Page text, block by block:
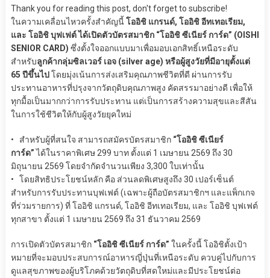
Thank you for reading this post, don't forget to subscribe!
ในความเคลื่อนไหวครั้งสำคัญนี้โออิชิ แกรนด์, โออิชิ อีทเทอเรียม,
และ โออิชิ บุฟเฟต์ ได้เปิดตัวบัตรสมาชิก “โออิชิ ซีเนียร์ การ์ด” (OISHI
SENIOR CARD) ซึ่งตั้งใจออกแบบมาเพื่อมอบเอกสิทธิ์เหนือระดับ
สำหรับลูกค้ากลุ่มซิลเวอร์ เอจ (silver age) หรือผู้สูงวัยที่มีอายุตั้งแต่
65 ปีขึ้นไปโดยมุ่งเน้นการส่งเสริมคุณภาพชีวิตที่ดี ผ่านการรับ
ประทานอาหารที่ปรุงจากวัตถุดิบคุณภาพสูง คัดสรรมาอย่างดี เพื่อให้
ทุกมื้อเป็นมากกว่าการรับประทาน แต่เป็นการสร้างความสุขและสีสัน
ในการใช้ชีวิตให้กับผู้สูงวัยยุคใหม่
• สำหรับผู้ที่สนใจ สามารถสมัครบัตรสมาชิก “โออิชิ ซีเนียร์
การ์ด”ได้ในราคาพิเศษ 299 บาท ตั้งแต่ 1 เมษายน 2569 ถึง 30
มิถุนายน 2569 โดยจำกัดจำนวนเพียง 3,300 ใบเท่านั้น
• โดยสิทธิประโยชน์หลัก คือ ส่วนลดพิเศษสูงถึง 30 เปอร์เซ็นต์
สำหรับการรับประทานบุฟเฟต์ (เฉพาะผู้ถือบัตรสมาชิกฯ และแพ็กเกจ
ที่ร่วมรายการ) ที่ โออิชิ แกรนด์, โออิชิ อีทเทอเรียม, และ โออิชิ บุฟเฟต์
ทุกสาขา ตั้งแต่ 1 เมษายน 2569 ถึง 31 ธันวาคม 2569
การเปิดตัวบัตรสมาชิก “โออิชิ ซีเนียร์ การ์ด” ในครั้งนี้ โออิชิตั้งเป้า
หมายที่จะมอบประสบการณ์อาหารญี่ปุ่นที่เหนือระดับ ควบคู่ไปกับการ
ดูแลสุขภาพของผู้บริโภคด้วยวัตถุดิบที่สดใหม่และมีประโยชน์ต่อ